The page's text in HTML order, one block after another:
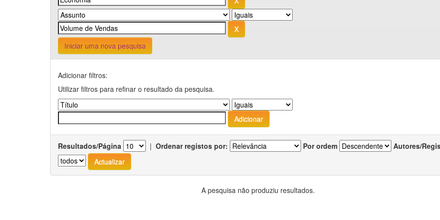
Iniciar uma nova pesquisa
Adicionar filtros:
Utilizar filtros para refinar o resultado da pesquisa.
Resultados/Página | Ordenar registos por: Por ordem Autores/
A pesquisa não produziu resultados.